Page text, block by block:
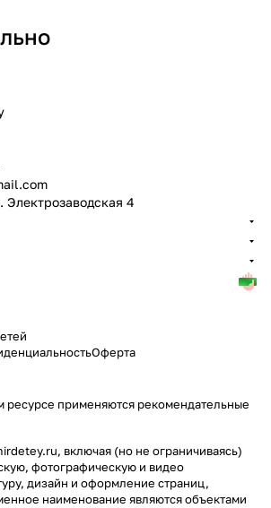
Электрозаводская 4
Оферта
применяются рекомендательные
включая (но не ограничиваясь)
фотографическую и видео
дизайн и оформление страниц,
наименование являются объектами